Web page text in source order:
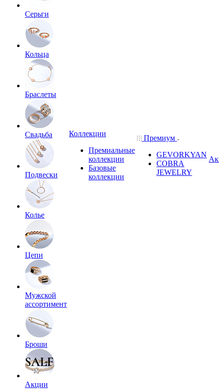
Серьги
Кольца
Браслеты
Свадьба
Подвески
Колье
Цепи
Мужской
ассортимент
Броши
Акции
Коллекции
Премиальные
коллекции
Базовые
коллекции
Премиум
GEVORKYAN
COBRA
JEWELRY